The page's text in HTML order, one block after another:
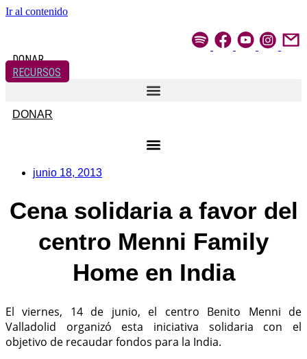
Ir al contenido
DONAR
RECURSOS
DONAR
junio 18, 2013
Cena solidaria a favor del
centro Menni Family
Home en India
El viernes, 14 de junio, el centro Benito Menni de
Valladolid organizó esta iniciativa solidaria con el
objetivo de recaudar fondos para la India.